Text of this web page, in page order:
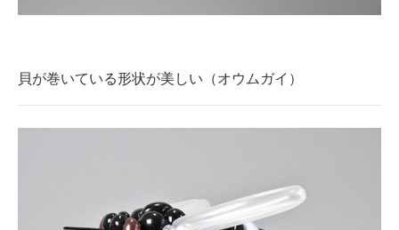
貝が巻いている形状が美しい（オウムガイ）